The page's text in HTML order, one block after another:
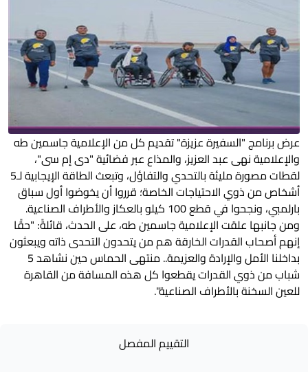
عرض برنامج "السفيرة عزيزة" تقديم كل من الإعلامية جاسمين طه
والإعلامية نهى عبد العزيز، والمذاع عبر فضائية "دى إم سى"،
لقطات مصورة مليئة بالتحدي والتفاؤل، وتبعث الطاقة الإيجابية لـ5
أشخاص من ذوي الاحتياجات الخاصة؛ قرروا أن يخوضوا أول سباق
بارلمبي، ونجحوا في قطع 100 كيلو بالعكاز والأطراف الصناعية.
ومن جانبها علقت الإعلامية جاسمين طه، على الحدث، قائلةً: "حقًا
إنهم أصحاب القدرات الخارقة هم من يتحدون التحدى ذاته ويبعثون
بداخلنا الأمل والإرادة والعزيمة.. منتهى الحماس حين نشاهد 5
شباب من ذوي القدرات يقطعوا كل هذه المسافة من القاهرة
للعين السخنة بالأطراف الصناعية".
التقييم المفصل